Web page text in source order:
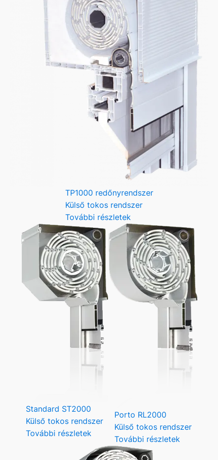
TP1000 redőnyrendszer
Külső tokos rendszer
További részletek
Standard ST2000
Külső tokos rendszer
További részletek
Porto RL2000
Külső tokos rendszer
További részletek